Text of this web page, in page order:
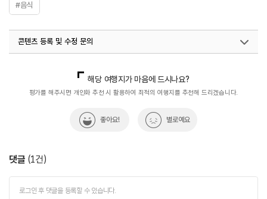
#음식
콘텐츠 등록 및 수정 문의
해당 여행지가 마음에 드시나요?
평가를 해주시면 개인화 추천 시 활용하여 최적의 여행지를 추천해 드리겠습니다.
좋아요! 별로예요
댓글 (1건)